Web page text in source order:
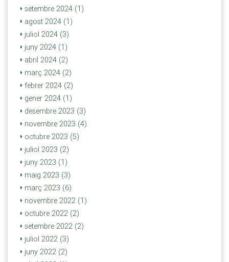
setembre 2024 (1)
agost 2024 (1)
juliol 2024 (3)
juny 2024 (1)
abril 2024 (2)
març 2024 (2)
febrer 2024 (2)
gener 2024 (1)
desembre 2023 (3)
novembre 2023 (4)
octubre 2023 (5)
juliol 2023 (2)
juny 2023 (1)
maig 2023 (3)
març 2023 (6)
novembre 2022 (1)
octubre 2022 (2)
setembre 2022 (2)
juliol 2022 (3)
juny 2022 (2)